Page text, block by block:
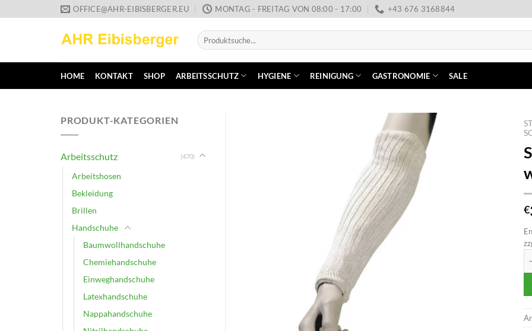
Inhalt
OFFICE@AHR-EIBISBERGER.EU MONTAG - FREITAG VON 08:00 - 17:00 +43 676 3168844
Suche
nach:
HOME KONTAKT SHOP ARBEITSSCHUTZ HYGIENE REINIGUNG GASTRONOMIE SALE
€
PRODUKT-KATEGORIEN
Arbeitsschutz (470)
Arbeitshosen
Bekleidung
Brillen
Handschuhe
Baumwollhandschuhe
Chemiehandschuhe
Einweghandschuhe
Latexhandschuhe
Nappahandschuhe